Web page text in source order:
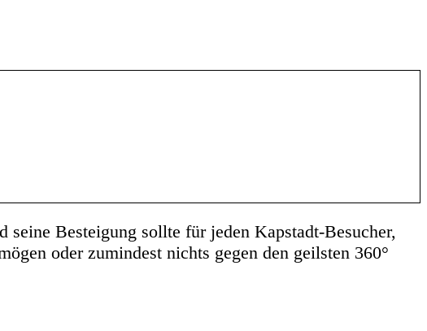
seine Besteigung sollte für jeden Kapstadt-Besucher,
oder zumindest nichts gegen den geilsten 360°